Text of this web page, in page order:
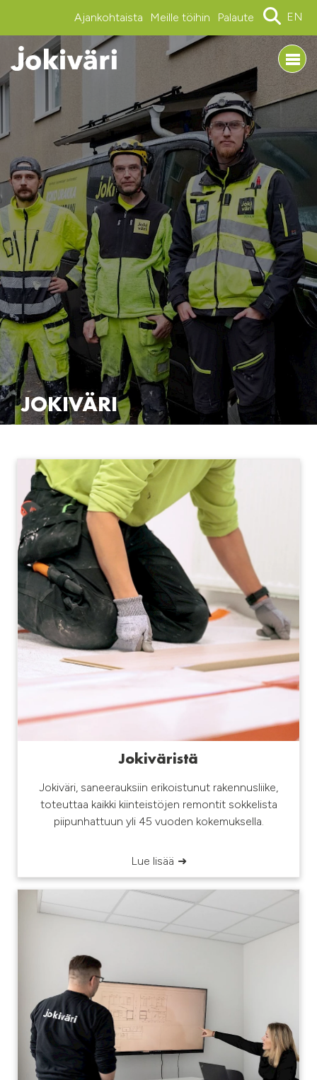
Ajankohtaista Meille töihin Palaute EN
JOKIVÄRI
Jokiväristä
Jokiväri, saneerauksiin erikoistunut rakennusliike,
toteuttaa kaikki kiinteistöjen remontit sokkelista
piipunhattuun yli 45 vuoden kokemuksella.
Lue lisää